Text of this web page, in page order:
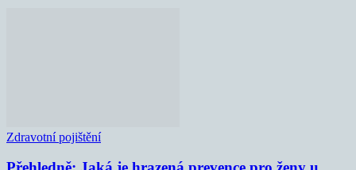
Zdravotní pojištění